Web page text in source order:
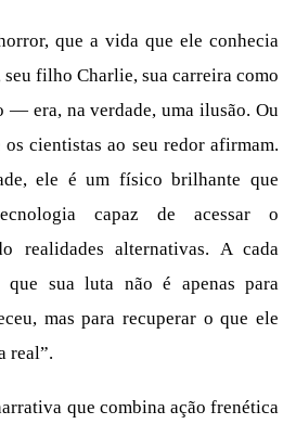
que a vida que ele conhecia
filho Charlie, sua carreira como
— era, na verdade, uma ilusão. Ou
cientistas ao seu redor afirmam.
ele é um físico brilhante que
capaz de acessar o
realidades alternativas. A cada
que sua luta não é apenas para
mas para recuperar o que ele
real”.
que combina ação frenética